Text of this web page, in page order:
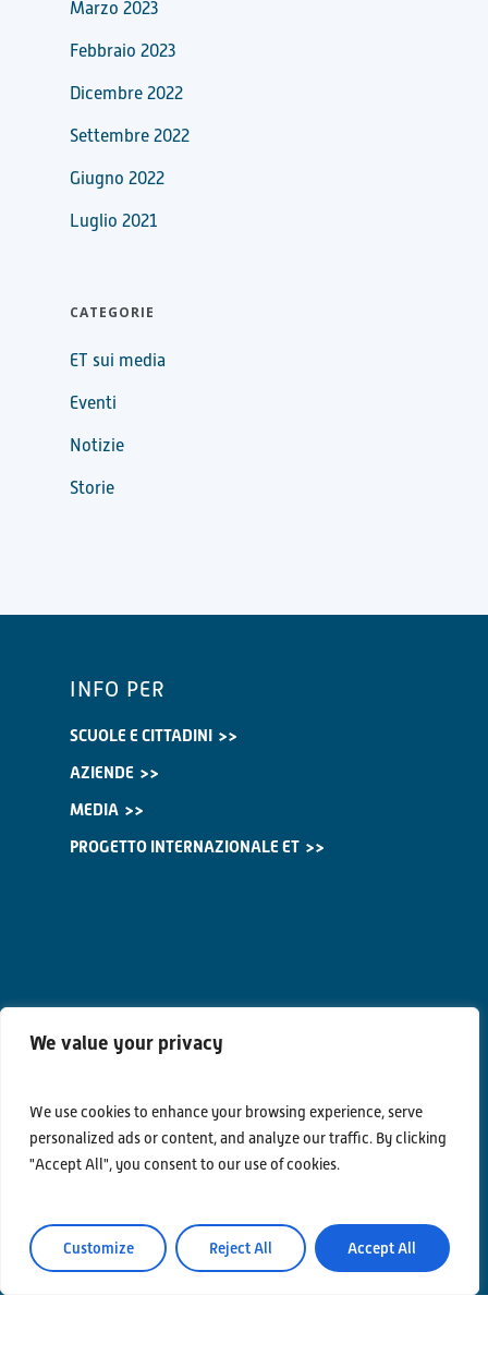
We value your privacy
We use cookies to enhance your browsing experience, serve
personalized ads or content, and analyze our traffic. By clicking
"Accept All", you consent to our use of cookies.
Customize Reject All Accept All
Marzo 2023
Febbraio 2023
Dicembre 2022
Settembre 2022
Giugno 2022
Luglio 2021
CATEGORIE
ET sui media
Eventi
Notizie
Storie
INFO PER
SCUOLE E CITTADINI
AZIENDE
MEDIA
PROGETTO INTERNAZIONALE ET
Contatti